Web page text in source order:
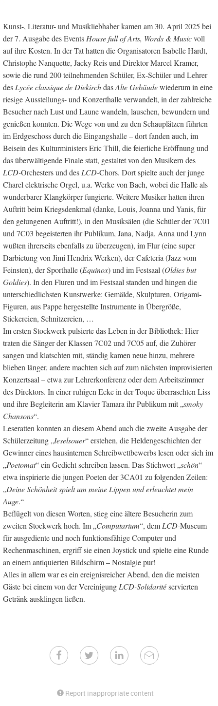
Kunst-, Literatur- und Musikliebhaber kamen am 30. April 2025 bei
der 7. Ausgabe des Events House full of Arts, Words & Musicvoll
auf ihre Kosten. In der Tat hatten die Organisatoren Isabelle Hardt,
Christophe Nanquette, Jacky Reis und Direktor Marcel Kramer,
sowie die rund 200 teilnehmenden Schüler, Ex-Schüler und Lehrer
des Lycée classique de DiekirchdasAlte Gebäudewiederum in eine
riesige Ausstellungs- und Konzerthalle verwandelt, in der zahlreiche
Besucher nach Lust und Laune wandeln, lauschen, bewundern und
genießen konnten. Die Wege von und zu den Schauplätzen führten
im Erdgeschoss durch die Eingangshalle – dort fanden auch, im
Beisein des Kulturministers Eric Thill, die feierliche Eröffnung und
das überwältigende Finale statt, gestaltet von den Musikern des
LCD-Orchesters und des LCD-Chors. Dort spielte auch der junge
Charel elektrische Orgel, u.a. Werke von Bach, wobei die Halle als
wunderbarer Klangkörper fungierte. Weitere Musiker hatten ihren
Auftritt beim Kriegsdenkmal (danke, Louis, Joanna und Yanis, für
den gelungenen Auftritt!), in den Musiksälen (die Schüler der 7C01
und 7C03 begeisterten ihr Publikum, Jana, Nadja, Anna und Lynn
wußten ihrerseits ebenfalls zu überzeugen), im Flur (eine super
Darbietung von Jimi Hendrix Werken), der Cafeteria (Jazz vom
Feinsten), der Sporthalle (Equinox) und im Festsaal (Oldies but
Goldies). In den Fluren und im Festsaal standen und hingen die
unterschiedlichsten Kunstwerke: Gemälde, Skulpturen, Origami-
Figuren, aus Pappe hergestellte Instrumente in Übergröße,
Stickereien, Schnitzereien, …
Im ersten Stockwerk pulsierte das Leben in der Bibliothek: Hier
traten die Sänger der Klassen 7C02 und 7C05 auf, die Zuhörer
sangen und klatschten mit, ständig kamen neue hinzu, mehrere
blieben länger, andere machten sich auf zum nächsten improvisierten
Konzertsaal – etwa zur Lehrerkonferenz oder dem Arbeitszimmer
des Direktors. In einer ruhigen Ecke in der Toque überraschten Liss
und ihre Begleiterin am Klavier Tamara ihr Publikum mit „smoky
Chansons“.
Leseratten konnten an diesem Abend auch die zweite Ausgabe der
Schülerzeitung „Ieselsouer“ erstehen, die Heldengeschichten der
Gewinner eines hausinternen Schreibwettbewerbs lesen oder sich im
„Poetomat“ ein Gedicht schreiben lassen. Das Stichwort „schön“
etwa inspirierte die jungen Poeten der 3CA01 zu folgenden Zeilen:
„Deine Schönheit spielt um meine Lippen und erleuchtet mein
Auge.“
Beflügelt von diesen Worten, stieg eine ältere Besucherin zum
zweiten Stockwerk hoch. Im „Computarium“, dem LCD-Museum
für ausgediente und noch funktionsfähige Computer und
Rechenmaschinen, ergriff sie einen Joystick und spielte eine Runde
an einem antiquierten Bildschirm – Nostalgie pur!
Alles in allem war es ein ereignisreicher Abend, den die meisten
Gäste bei einem von der Vereinigung LCD-Solidaritéservierten
Getränk ausklingen ließen.
Report inappropriate content